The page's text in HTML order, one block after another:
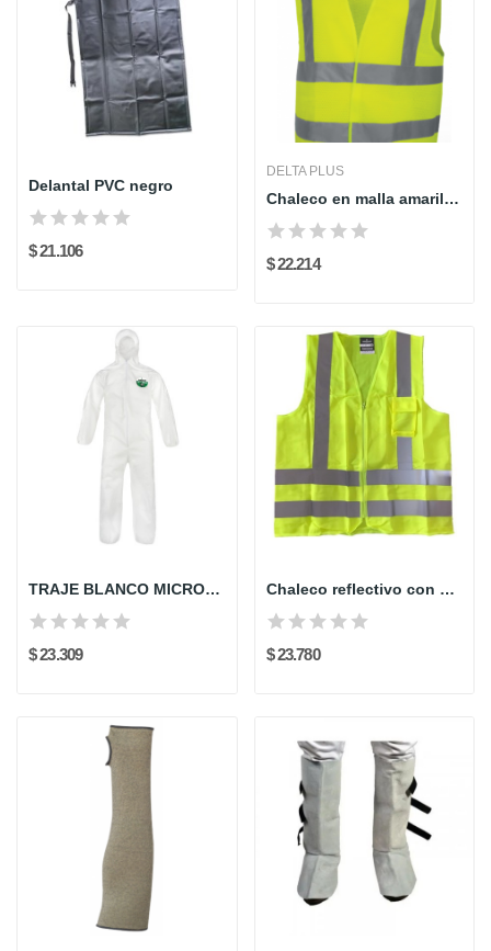
Delantal PVC negro
$ 21.106
DELTA PLUS
Chaleco en malla amarillo fluo cierre velcro...
$ 22.214
TRAJE BLANCO MICROMAX MNSA428 LAKELAND
$ 23.309
Chaleco reflectivo con cremallera Rhodia Human...
$ 23.780